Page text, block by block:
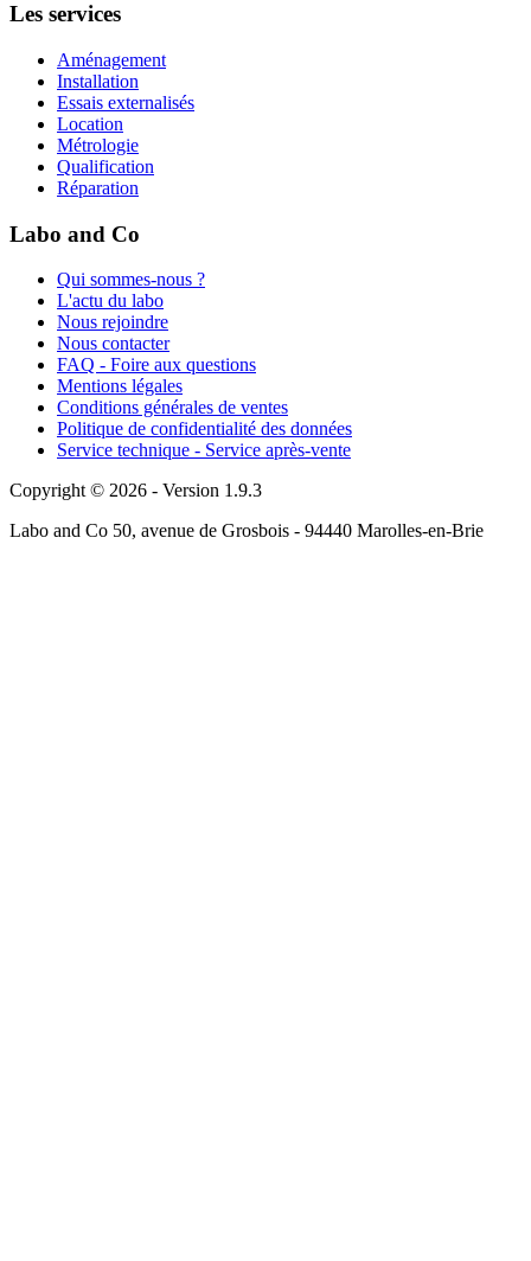
Les services
Aménagement
Installation
Essais externalisés
Location
Métrologie
Qualification
Réparation
Labo and Co
Qui sommes-nous ?
L'actu du labo
Nous rejoindre
Nous contacter
FAQ - Foire aux questions
Mentions légales
Conditions générales de ventes
Politique de confidentialité des données
Service technique - Service après-vente
Copyright © 2026 - Version 1.9.3
Labo and Co 50, avenue de Grosbois - 94440 Marolles-en-Brie